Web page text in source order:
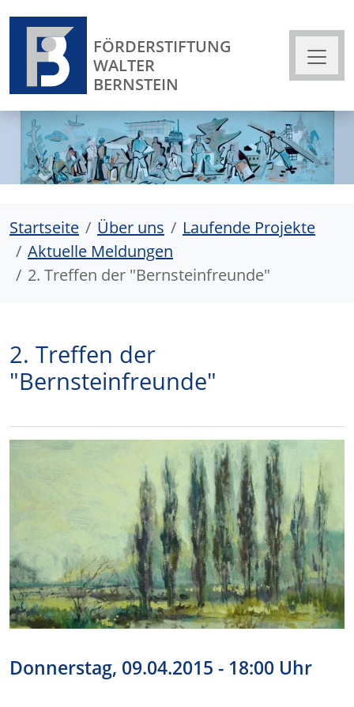
FÖRDERSTIFTUNG
WALTER
BERNSTEIN
Startseite Über uns
Laufende Projekte
Aktuelle Meldungen
2. Treffen der "Bernsteinfreunde"
2. Treffen der
"Bernsteinfreunde"
Donnerstag, 09.04.2015 - 18:00 Uhr